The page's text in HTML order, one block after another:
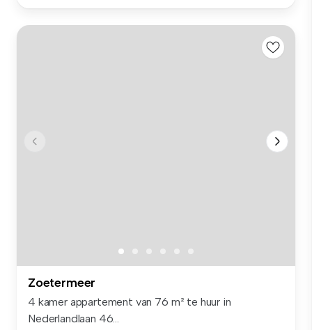
Zoetermeer
4 kamer appartement van 76 m² te huur in
Nederlandlaan 46...